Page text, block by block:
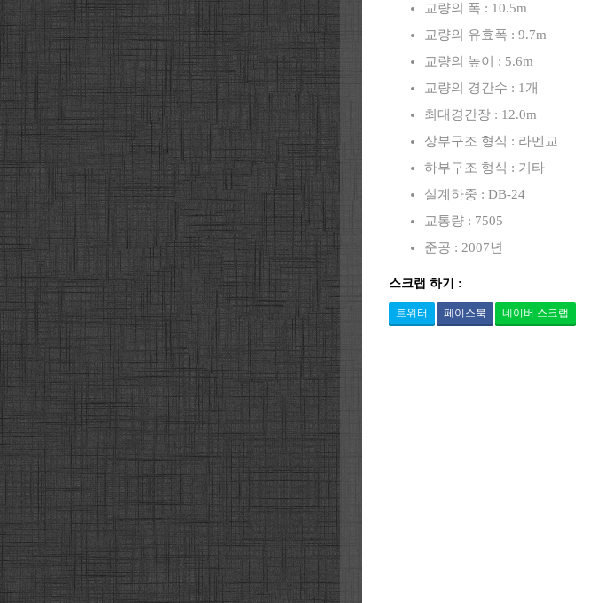
교량의 폭 : 10.5m
교량의 유효폭 : 9.7m
교량의 높이 : 5.6m
교량의 경간수 : 1개
최대경간장 : 12.0m
상부구조 형식 : 라멘교
하부구조 형식 : 기타
설계하중 : DB-24
교통량 : 7505
준공 : 2007년
스크랩 하기 :
트위터 페이스북 네이버 스크랩